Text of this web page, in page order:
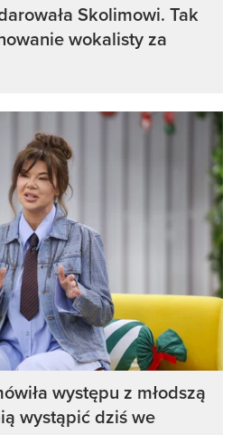
Skolimowi. Tak
wokalisty za
występu z młodszą
wystąpić dziś we